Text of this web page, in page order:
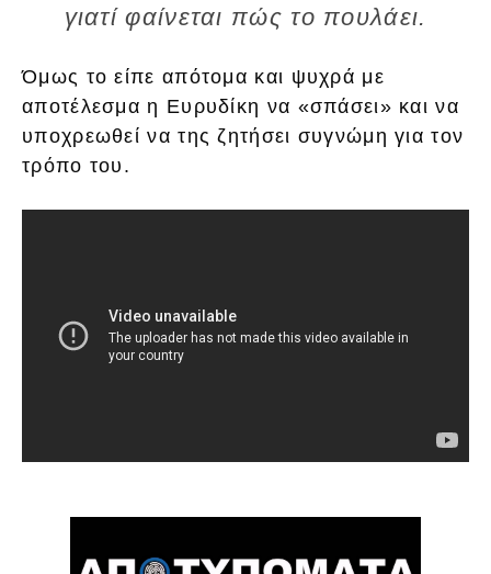
γιατί φαίνεται πώς το πουλάει.
Όμως το είπε απότομα και ψυχρά με
αποτέλεσμα η Ευρυδίκη να «σπάσει» και να
υποχρεωθεί να της ζητήσει συγνώμη για τον
τρόπο του.